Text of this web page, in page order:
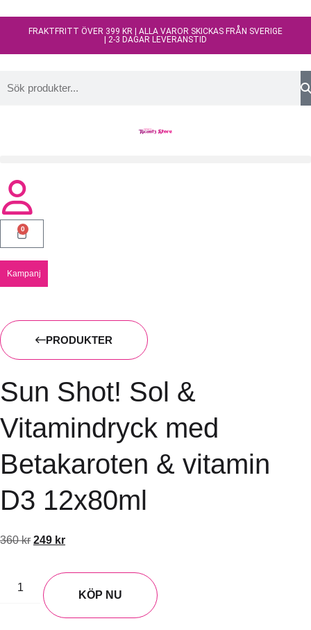
FRAKTFRITT ÖVER 399 KR | ALLA VAROR SKICKAS FRÅN SVERIGE
| 2-3 DAGAR LEVERANSTID
0
Kampanj
PRODUKTER
Sun Shot! Sol &
Vitamindryck med
Betakaroten & vitamin
D3 12x80ml
360kr 249 kr
KÖP NU